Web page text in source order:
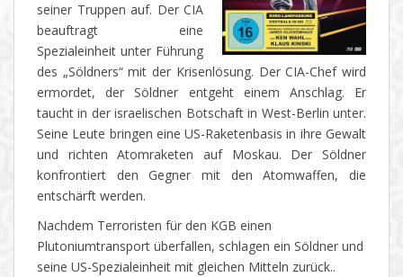
seiner Truppen auf. Der CIA
beauftragt eine
Spezialeinheit unter Führung
des „Söldners“ mit der Krisenlösung. Der CIA-Chef wird
ermordet, der Söldner entgeht einem Anschlag. Er
taucht in der israelischen Botschaft in West-Berlin unter.
Seine Leute bringen eine US-Raketenbasis in ihre Gewalt
und richten Atomraketen auf Moskau. Der Söldner
konfrontiert den Gegner mit den Atomwaffen, die
entschärft werden.
Nachdem Terroristen für den KGB einen
Plutoniumtransport überfallen, schlagen ein Söldner und
seine US-Spezialeinheit mit gleichen Mitteln zurück..